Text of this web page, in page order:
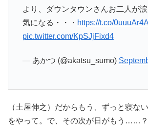
より、ダウンタウンさんお二人が
気になる・・・ https://t.co/
pic.twitter.com/KpSJjFixd4
— あかつ (@akatsu_sumo)
（土屋伸之）だからもう、ずっと寝な
をやって。で、その次が日がもう……？